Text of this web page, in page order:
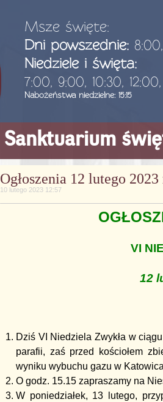
Msze święte:
Dni powszednie:
Niedziele i święta:
7:00, 9:00, 10:30,
Nabożeństwa niedzielne: 15:15
Sanktuarium
Ogłoszenia 12 lutego
10 lutego 2023 12:57
VI
12
Dziś VI Niedziela Zwykła w
parafii, zaś przed kościołem
wyniku wybuchu gazu w
O godz. 15.15 zapraszamy na
W poniedziałek, 13 lutego,